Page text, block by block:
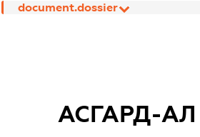
document.dossier
АСГАРД-АЛ